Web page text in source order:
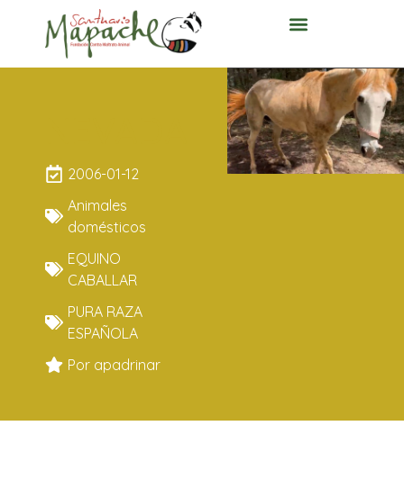
2006-01-12
Animales
domésticos
EQUINO
CABALLAR
PURA RAZA
ESPAÑOLA
Por apadrinar